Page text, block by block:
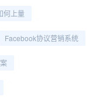
何上量
Facebook协议营销系统